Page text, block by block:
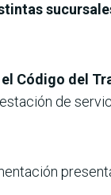
Código del
de